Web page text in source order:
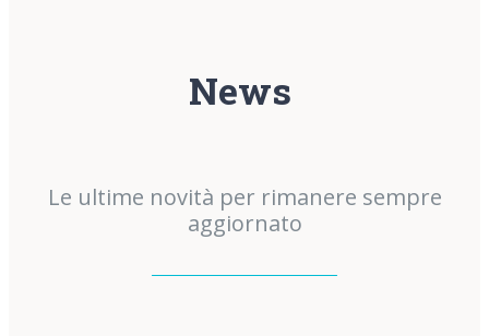
News
Le ultime novità per rimanere sempre
aggiornato